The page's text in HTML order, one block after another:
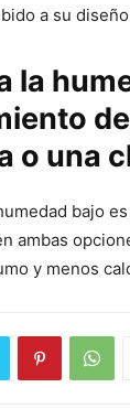
a su
la
o una
bajo
ambas
y menos